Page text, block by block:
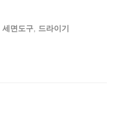
세면도구, 드라이기